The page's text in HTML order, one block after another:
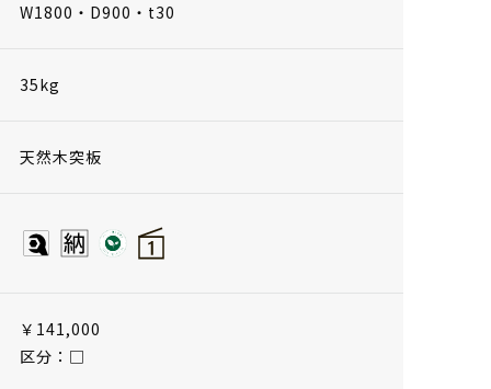
W1800・D900・t30
35kg
天然木突板
￥141,000
区分：□